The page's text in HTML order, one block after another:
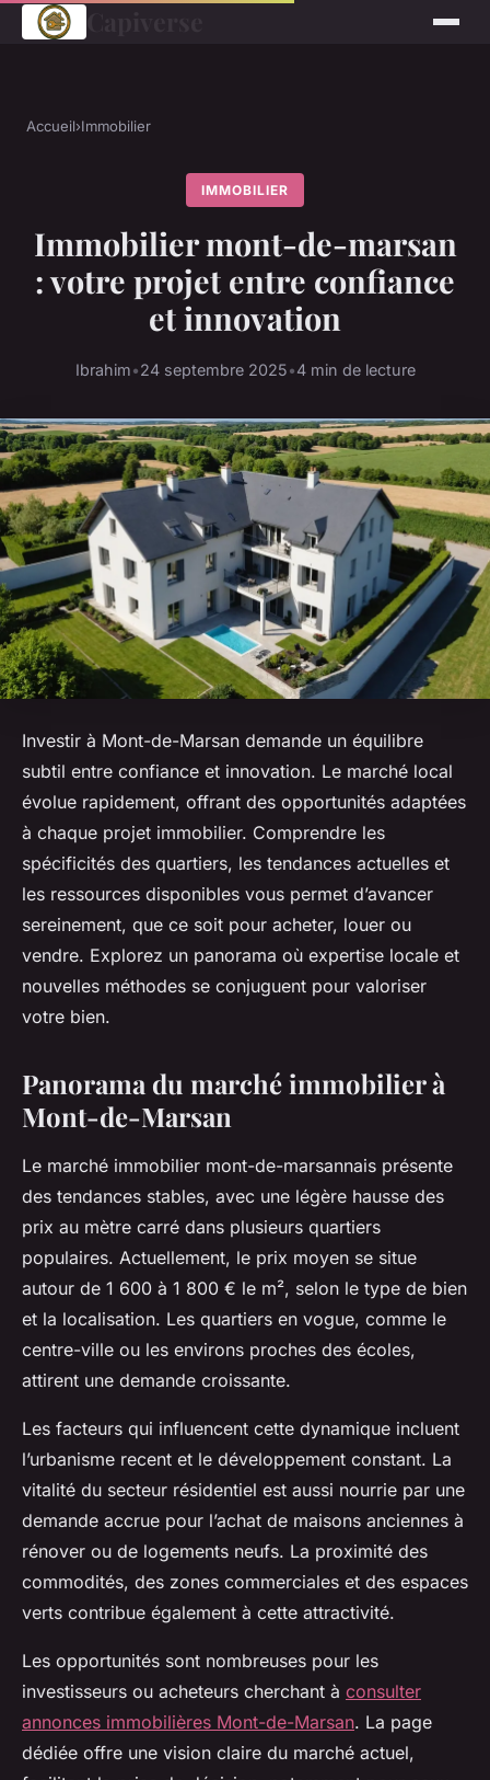
Accueil›Immobilier
IMMOBILIER
Immobilier mont-de-marsan
: votre projet entre confiance
et innovation
Ibrahim•24 septembre 2025•4 min de lecture
Investir à Mont-de-Marsan demande un équilibre
subtil entre confiance et innovation. Le marché local
évolue rapidement, offrant des opportunités adaptées
à chaque projet immobilier. Comprendre les
spécificités des quartiers, les tendances actuelles et
les ressources disponibles vous permet d’avancer
sereinement, que ce soit pour acheter, louer ou
vendre. Explorez un panorama où expertise locale et
nouvelles méthodes se conjuguent pour valoriser
votre bien.
Panorama du marché immobilier à
Mont-de-Marsan
Le marché immobilier mont-de-marsannais présente
des tendances stables, avec une légère hausse des
prix au mètre carré dans plusieurs quartiers
populaires. Actuellement, le prix moyen se situe
autour de 1 600 à 1 800 € le m², selon le type de bien
et la localisation. Les quartiers en vogue, comme le
centre-ville ou les environs proches des écoles,
attirent une demande croissante.
Les facteurs qui influencent cette dynamique incluent
l’urbanisme recent et le développement constant. La
vitalité du secteur résidentiel est aussi nourrie par une
demande accrue pour l’achat de maisons anciennes à
rénover ou de logements neufs. La proximité des
commodités, des zones commerciales et des espaces
verts contribue également à cette attractivité.
Les opportunités sont nombreuses pour les
investisseurs ou acheteurs cherchant à consulter
annonces immobilières Mont-de-Marsan. La page
dédiée offre une vision claire du marché actuel,